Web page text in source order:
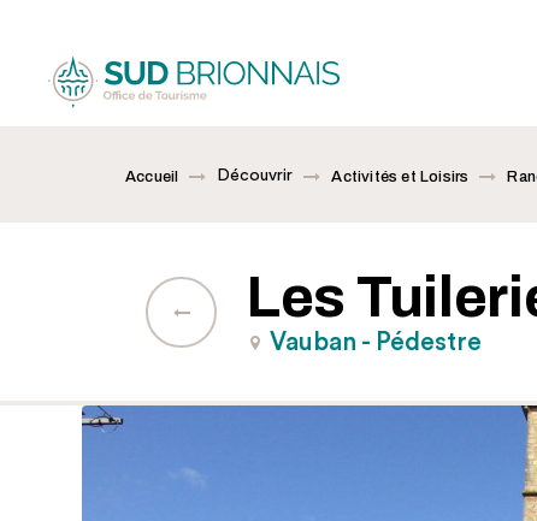
Accueil Découvrir Activités et Loisirs
Les
Vauban - Pédestre